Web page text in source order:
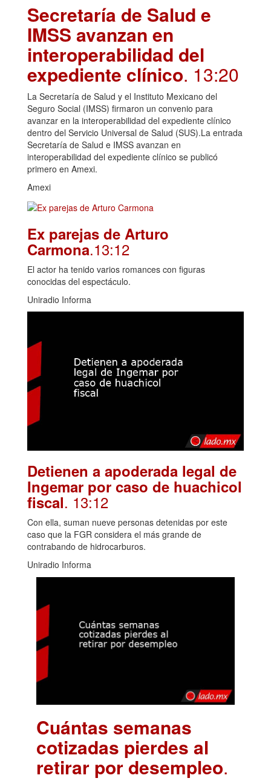
Secretaría de Salud e
IMSS avanzan en
interoperabilidad del
expediente clínico. 13:20
La Secretaría de Salud y el Instituto Mexicano del
Seguro Social (IMSS) firmaron un convenio para
avanzar en la interoperabilidad del expediente clínico
dentro del Servicio Universal de Salud (SUS).La entrada
Secretaría de Salud e IMSS avanzan en
interoperabilidad del expediente clínico se publicó
primero en Amexi.
Amexi
Ex parejas de Arturo
Carmona.13:12
El actor ha tenido varios romances con figuras
conocidas del espectáculo.
Uniradio Informa
Detienen a apoderada legal de
Ingemar por caso de huachicol
fiscal. 13:12
Con ella, suman nueve personas detenidas por este
caso que la FGR considera el más grande de
contrabando de hidrocarburos.
Uniradio Informa
Cuántas semanas
cotizadas pierdes al
retirar por desempleo.